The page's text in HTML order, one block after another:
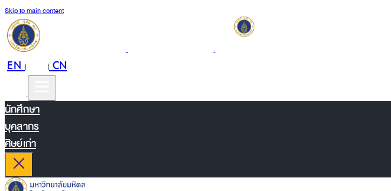
Skip to main content
EN| |CN
นักศึกษา
บุคลากร
ศิษย์เก่า